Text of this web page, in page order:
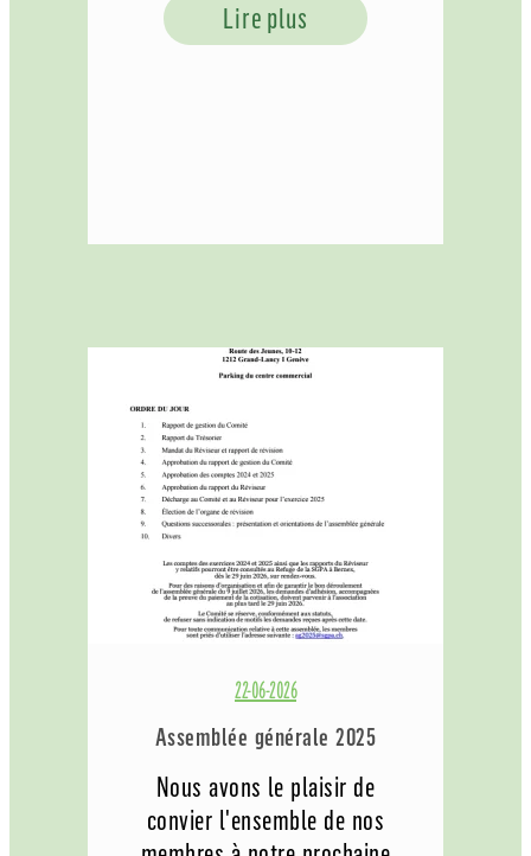
Lire plus
22-06-2026
Assemblée générale 2025
Nous avons le plaisir de
convier l'ensemble de nos